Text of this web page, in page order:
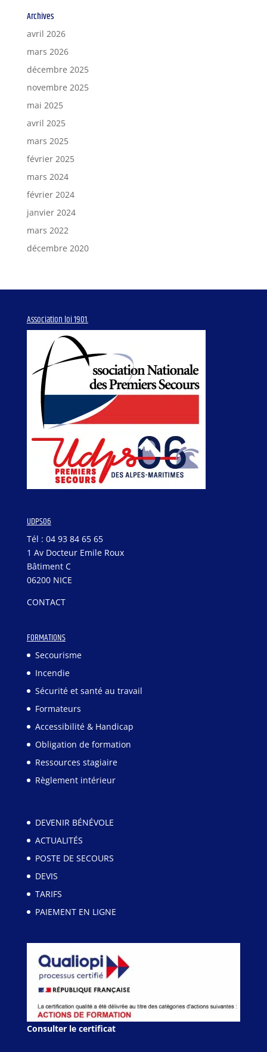
Archives
avril 2026
mars 2026
décembre 2025
novembre 2025
mai 2025
avril 2025
mars 2025
février 2025
mars 2024
février 2024
janvier 2024
mars 2022
décembre 2020
Association loi 1901.
UDPS06
Tél : 04 93 84 65 65
1 Av Docteur Emile Roux
Bâtiment C
06200 NICE
CONTACT
FORMATIONS
Secourisme
Incendie
Sécurité et santé au travail
Formateurs
Accessibilité & Handicap
Obligation de formation
Ressources stagiaire
Règlement intérieur
DEVENIR BÉNÉVOLE
ACTUALITÉS
POSTE DE SECOURS
DEVIS
TARIFS
PAIEMENT EN LIGNE
Consulter le certificat